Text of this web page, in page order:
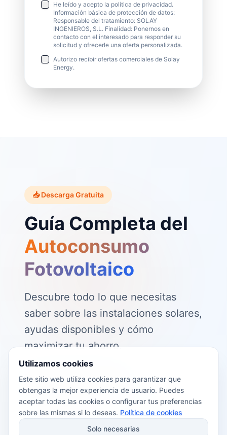
He leído y acepto la política de privacidad.
Información básica de protección de datos:
Responsable del tratamiento: SOLAY
INGENIEROS, S.L. Finalidad: Ponernos en
contacto con el interesado para responder su
solicitud y ofrecerle una oferta personalizada.
Autorizo recibir ofertas comerciales de Solay
Energy.
📥 Descarga Gratuita
Guía Completa del
Autoconsumo
Fotovoltaico
Descubre todo lo que necesitas
saber sobre las instalaciones solares,
ayudas disponibles y cómo
maximizar tu ahorro.
📖 Contenido de la guía:
Cómo funciona el autoconsumo
fotovoltaico
Ayudas y subvenciones disponibles en
Utilizamos cookies
Este sitio web utiliza cookies para garantizar que
obtengas la mejor experiencia de usuario. Puedes
aceptar todas las cookies o configurar tus preferencias
sobre las mismas si lo deseas. Política de cookies
Solo necesarias